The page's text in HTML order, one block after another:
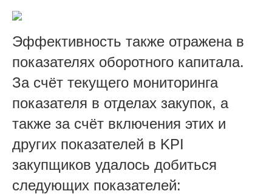
Эффективность также отражена в
показателях оборотного капитала.
За счёт текущего мониторинга
показателя в отделах закупок, а
также за счёт включения этих и
других показателей в KPI
закупщиков удалось добиться
следующих показателей: